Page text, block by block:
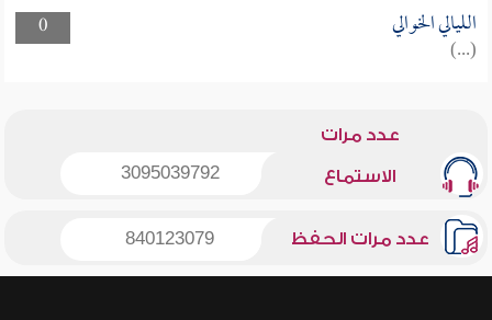
0
الليالي الخوالي
(...)
عدد مرات
الاستماع 3095039792
عدد مرات الحفظ 840123079